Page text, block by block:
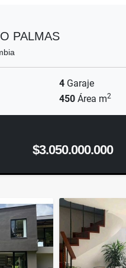
PALMAS
4 Garaje
450 Área m2
$3.050.000.000